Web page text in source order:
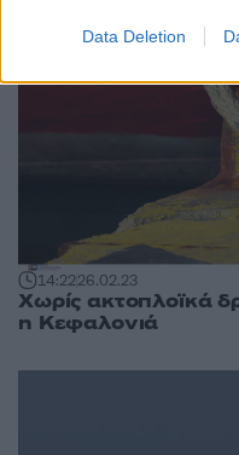
Data Deletion
14:2226.02.23
Χωρίς ακτοπλοϊκά
η Κεφαλονιά